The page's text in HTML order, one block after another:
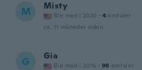
M Misty
Ble med i 2020 · 4 omtaler
ca. 11 måneder siden
G Gia
Ble med i 2016 · 98 omtaler